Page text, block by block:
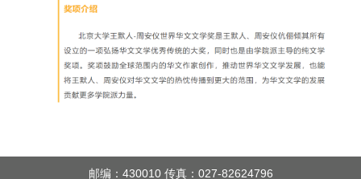
邮编：430010 传真：027-82624796